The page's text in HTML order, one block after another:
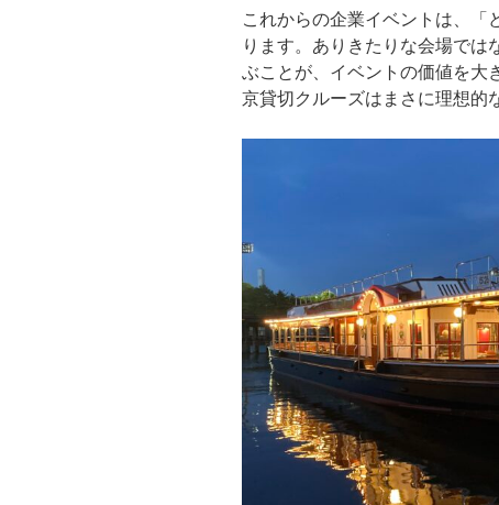
これからの企業イベントは、「
ります。ありきたりな会場では
ぶことが、イベントの価値を大
京貸切クルーズはまさに理想的